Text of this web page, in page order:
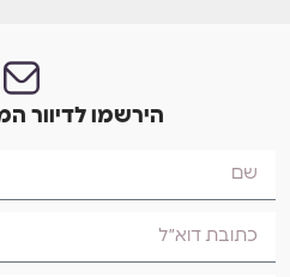
הירשמו לדיוור